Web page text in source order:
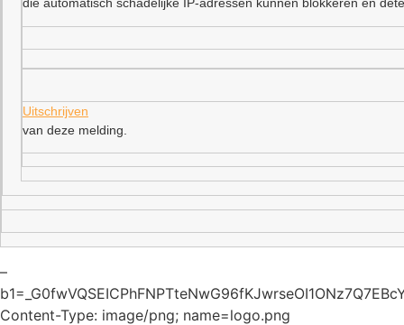
die automatisch schadelijke IP-adressen kunnen blokkeren en
Uitschrijven
van deze melding.
–
Content-Type: image/png; name=logo.png